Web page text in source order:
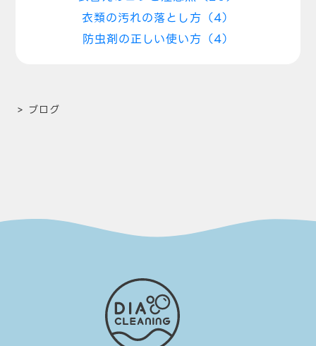
衣類の汚れの落とし方（4）
防虫剤の正しい使い方（4）
> ブログ